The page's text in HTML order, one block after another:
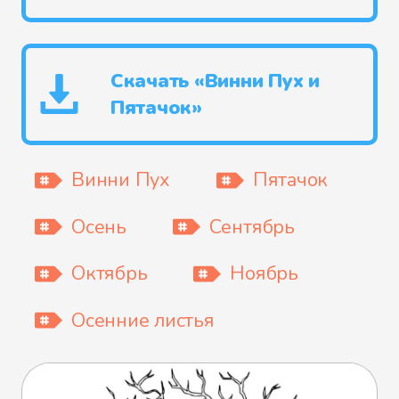
Скачать «Винни Пух и
Пятачок»
Винни Пух
Пятачок
Осень
Сентябрь
Октябрь
Ноябрь
Осенние листья